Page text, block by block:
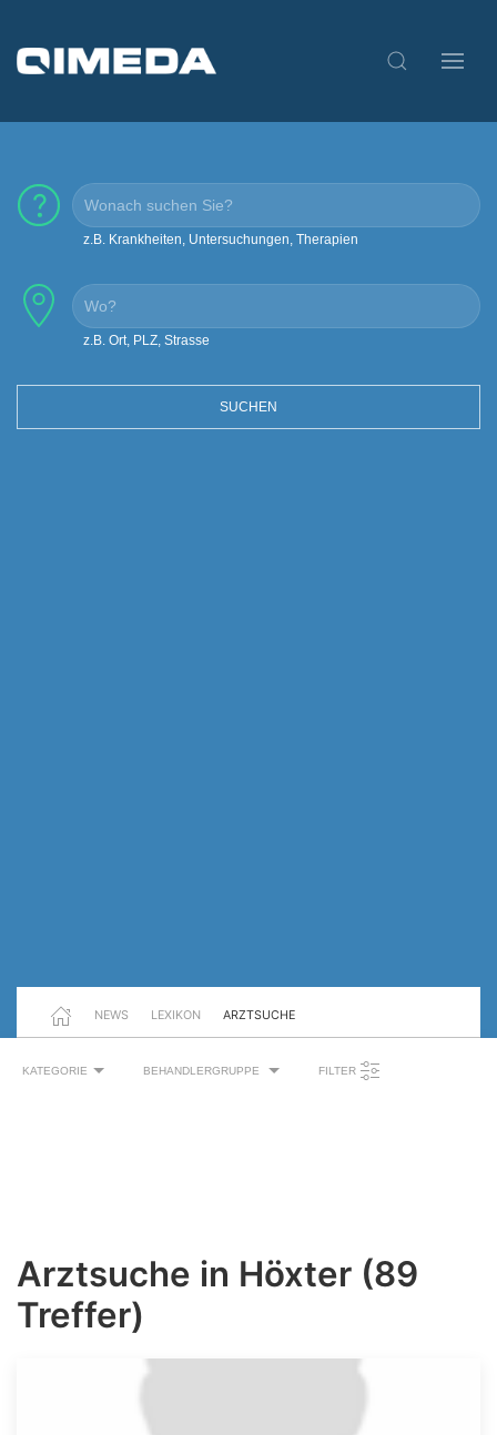
z.B. Krankheiten, Untersuchungen, Therapien
z.B. Ort, PLZ, Strasse
SUCHEN
NEWS LEXIKON ARZTSUCHE
KATEGORIE BEHANDLERGRUPPE FILTER
Arztsuche in Höxter (89
Treffer)